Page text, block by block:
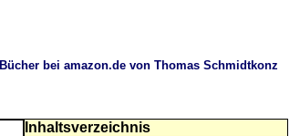
Bücher bei amazon.de von Thomas Schmidtkonz
Inhaltsverzeichnis